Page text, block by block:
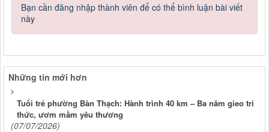
Bạn cần đăng nhập thành viên để có thể bình luận bài viết
này
Những tin mới hơn
Tuổi trẻ phường Bàn Thạch: Hành trình 40 km – Ba năm gieo tri
thức, ươm mầm yêu thương
(07/07/2026)